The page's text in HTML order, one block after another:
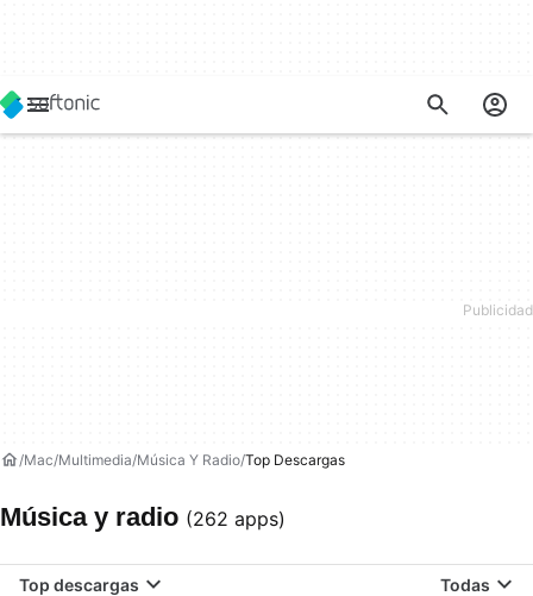
Mac Multimedia Música Y Radio Top Descargas
Música y radio (262 apps)
Top descargas Todas